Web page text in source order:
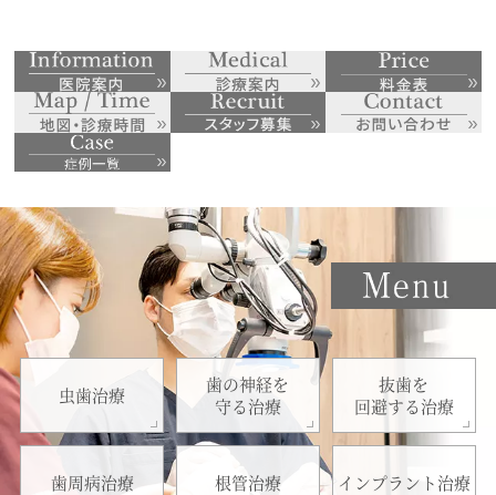
虫歯治療
歯の神経を
守る治療
抜歯を
回避する治療
歯周病治療 根管治療 インプラント治療